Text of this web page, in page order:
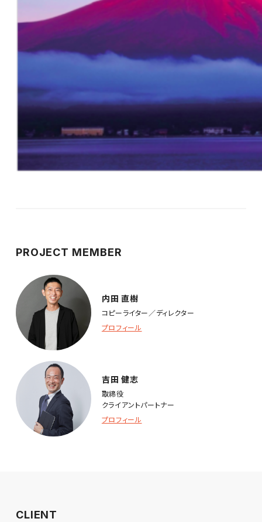
PROJECT MEMBER
内田 直樹
コピーライター／ディレクター
プロフィール
吉田 健志
取締役
クライアントパートナー
プロフィール
CLIENT